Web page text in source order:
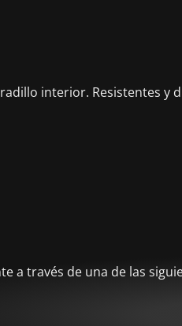
interior. Resistentes y
a través de una de las